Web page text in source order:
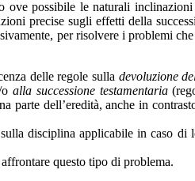
ove possibile le naturali
precise sugli effetti della
per risolvere i problemi
delle regole sulla devoluzione
oalla successione testamentaria
dell’eredità, anche in
disciplina applicabile in caso di
questo tipo di problema.